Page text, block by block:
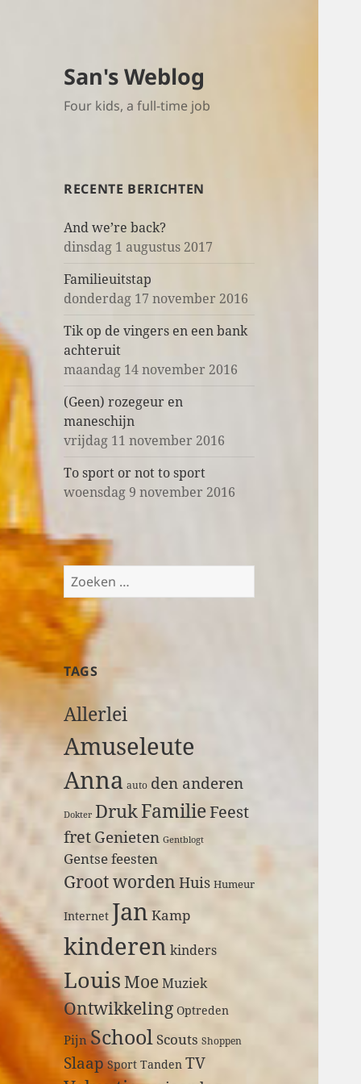
San's Weblog
Four kids, a full-time job
RECENTE BERICHTEN
And we’re back?
dinsdag 1 augustus 2017
Familieuitstap
donderdag 17 november 2016
Tik op de vingers en een bank
achteruit
maandag 14 november 2016
(Geen) rozegeur en
maneschijn
vrijdag 11 november 2016
To sport or not to sport
woensdag 9 november 2016
Z
o
k
n
a
r
TAGS
Allerlei
Amuseleute
Anna auto den anderen
Dokter DrukFamilieFeest
fretGenieten Gentblogt
Gentse feesten
Groot worden Huis Humeur
Internet Jan Kamp
kinderen kinders
LouisMoeMuziek
Ontwikkeling Optreden
Pijn SchoolScouts Shoppen
Slaap Sport Tanden TV